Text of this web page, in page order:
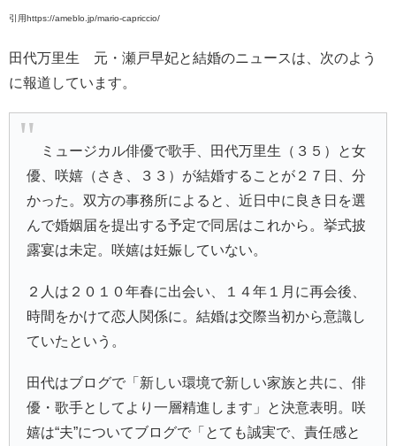
引用https://ameblo.jp/mario-capriccio/
田代万里生 元・瀬戸早妃と結婚のニュースは、次のよう
に報道しています。
ミュージカル俳優で歌手、 田代万里生 （３５）と女
優、 咲嬉 （さき、３３）が結婚することが２７日、分
かった。双方の事務所によると、近日中に良き日を選
んで婚姻届を提出する予定で同居はこれから。挙式披
露宴は未定。咲嬉は妊娠していない。
２人は２０１０年春に出会い、１４年１月に再会後、
時間をかけて恋人関係に。結婚は交際当初から意識し
ていたという。
田代はブログで「新しい環境で新しい家族と共に、俳
優・歌手としてより一層精進します」と決意表明。咲
嬉は“夫”についてブログで「とても誠実で、責任感と